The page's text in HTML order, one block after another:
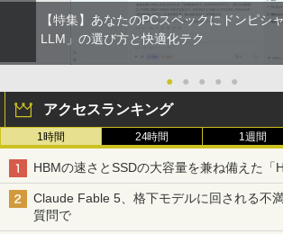
【特集】あなたのPCスペックにドンピシ
LLM」の選び方と快適化テク
● ● ● ● ●
アクセスランキング
1時間 24時間 1週間
HBMの速さとSSDの大容量を兼ね備えた「
Claude Fable 5、格下モデルに回される不
質問で